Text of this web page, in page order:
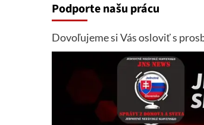
Podporte našu prácu
Dovoľujeme si Vás osloviť s